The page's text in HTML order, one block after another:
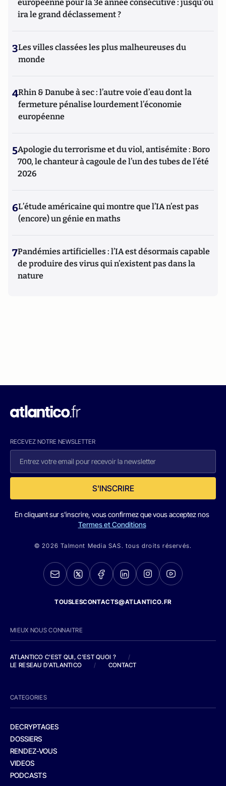
européenne pour la 3e année consécutive : jusqu'où
ira le grand déclassement ?
3Les villes classées les plus malheureuses du
monde
4Rhin & Danube à sec : l’autre voie d’eau dont la
fermeture pénalise lourdement l’économie
européenne
5Apologie du terrorisme et du viol, antisémite : Boro
700, le chanteur à cagoule de l’un des tubes de l’été
2026
6L’étude américaine qui montre que l’IA n’est pas
(encore) un génie en maths
7Pandémies artificielles : l’IA est désormais capable
de produire des virus qui n’existent pas dans la
nature
RECEVEZ NOTRE NEWSLETTER
S'INSCRIRE
En cliquant sur s'inscrire, vous confirmez que vous acceptez nos
Termes et Conditions
© 2026 Talmont Media SAS. tous droits réservés.
TOUSLESCONTACTS@ATLANTICO.FR
MIEUX NOUS CONNAITRE
ATLANTICO C'EST QUI, C'EST QUOI ?
/
LE RESEAU D'ATLANTICO
/ CONTACT
CATEGORIES
DECRYPTAGES
DOSSIERS
RENDEZ-VOUS
VIDEOS
PODCASTS